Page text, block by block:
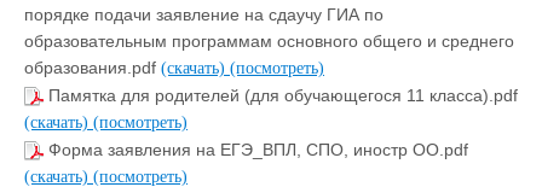
порядке подачи заявление на сдаучу ГИА по
образовательным программам основного общего и среднего
образования.pdf (скачать) (посмотреть)
Памятка для родителей (для обучающегося 11 класса).pdf
(скачать) (посмотреть)
Форма заявления на ЕГЭ_ВПЛ, СПО, иностр ОО.pdf
(скачать) (посмотреть)